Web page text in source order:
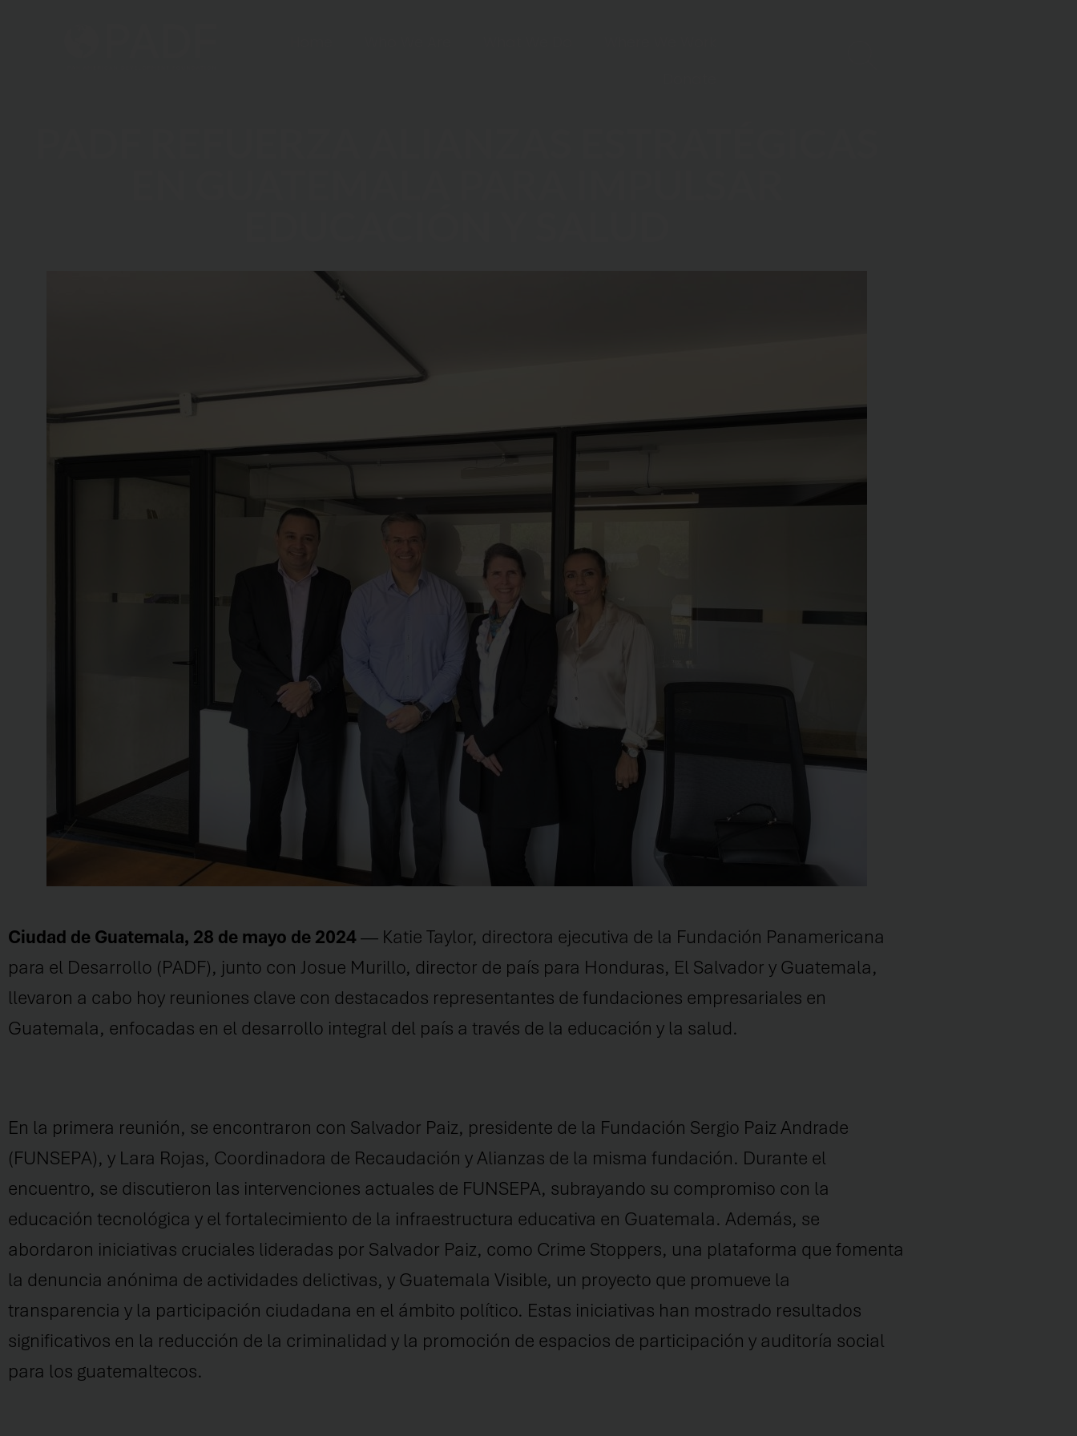
Ciudad de Guatemala, 28 de mayo de 2024— Katie Taylor, directora ejecutiva de la Fundación Panamericana
para el Desarrollo (PADF), junto con Josue Murillo, director de país para Honduras, El Salvador y Guatemala,
llevaron a cabo hoy reuniones clave con destacados representantes de fundaciones empresariales en
Guatemala, enfocadas en el desarrollo integral del país a través de la educación y la salud.
En la primera reunión, se encontraron con Salvador Paiz, presidente de la Fundación Sergio Paiz Andrade
(FUNSEPA), y Lara Rojas, Coordinadora de Recaudación y Alianzas de la misma fundación. Durante el
encuentro, se discutieron las intervenciones actuales de FUNSEPA, subrayando su compromiso con la
educación tecnológica y el fortalecimiento de la infraestructura educativa en Guatemala. Además, se
abordaron iniciativas cruciales lideradas por Salvador Paiz, como Crime Stoppers, una plataforma que fomenta
la denuncia anónima de actividades delictivas, y Guatemala Visible, un proyecto que promueve la
transparencia y la participación ciudadana en el ámbito político. Estas iniciativas han mostrado resultados
significativos en la reducción de la criminalidad y la promoción de espacios de participación y auditoría social
para los guatemaltecos.